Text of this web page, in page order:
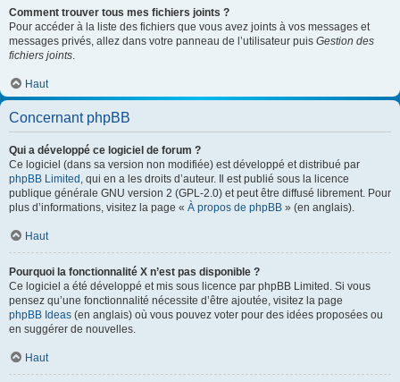
Comment trouver tous mes fichiers joints ?
Pour accéder à la liste des fichiers que vous avez joints à vos messages et
messages privés, allez dans votre panneau de l’utilisateur puis Gestion des
fichiers joints.
Haut
Concernant phpBB
Qui a développé ce logiciel de forum ?
Ce logiciel (dans sa version non modifiée) est développé et distribué par
phpBB Limited , qui en a les droits d’auteur. Il est publié sous la licence
publique générale GNU version 2 (GPL-2.0) et peut être diffusé librement. Pour
plus d’informations, visitez la page « À propos de phpBB » (en anglais).
Haut
Pourquoi la fonctionnalité X n’est pas disponible ?
Ce logiciel a été développé et mis sous licence par phpBB Limited. Si vous
pensez qu’une fonctionnalité nécessite d’être ajoutée, visitez la page
phpBB Ideas (en anglais) où vous pouvez voter pour des idées proposées ou
en suggérer de nouvelles.
Haut